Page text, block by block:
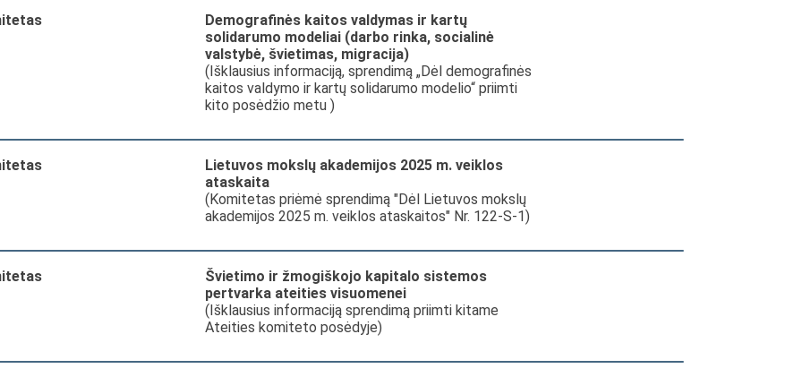
Demografinės kaitos valdymas ir kartų
solidarumo modeliai (darbo rinka, socialinė
valstybė, švietimas, migracija)
(Išklausius informaciją, sprendimą „Dėl demografinės
kaitos valdymo ir kartų solidarumo modelio“ priimti
kito posėdžio metu )
Lietuvos mokslų akademijos 2025 m. veiklos
ataskaita
(Komitetas priėmė sprendimą "Dėl Lietuvos mokslų
akademijos 2025 m. veiklos ataskaitos" Nr. 122-S-1)
Švietimo ir žmogiškojo kapitalo sistemos
pertvarka ateities visuomenei
(Išklausius informaciją sprendimą priimti kitame
Ateities komiteto posėdyje)